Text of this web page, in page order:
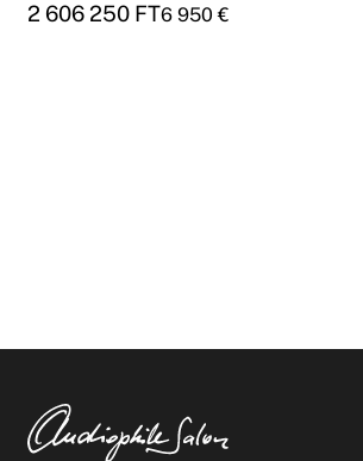
2 606 250 FT6 950€